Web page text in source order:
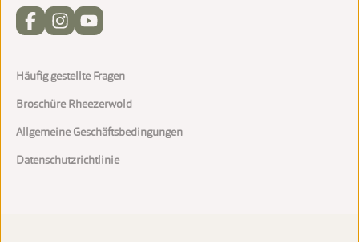
Häufig gestellte Fragen
Broschüre Rheezerwold
Allgemeine Geschäftsbedingungen
Datenschutzrichtlinie